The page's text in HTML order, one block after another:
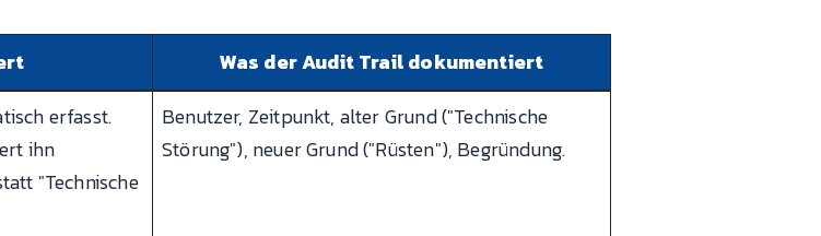
Was der Audit Trail dokumentiert
erfasst.
ihn
"Technische
Benutzer, Zeitpunkt, alter Grund ("Technische
Störung"), neuer Grund ("Rüsten"), Begründung.